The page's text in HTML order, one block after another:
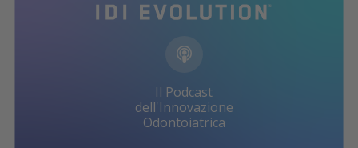
Il Podcast
dell'Innovazione
Odontoiatrica